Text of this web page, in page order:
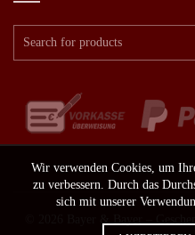
Wir verwenden Cookies, um
zu verbessern. Durch das
sich mit unserer